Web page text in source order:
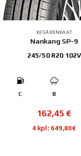
KESÄRENKAAT
Nankang SP-9
245/50 R20 102V
C B
162,45 €
4 kpl: 649,80€